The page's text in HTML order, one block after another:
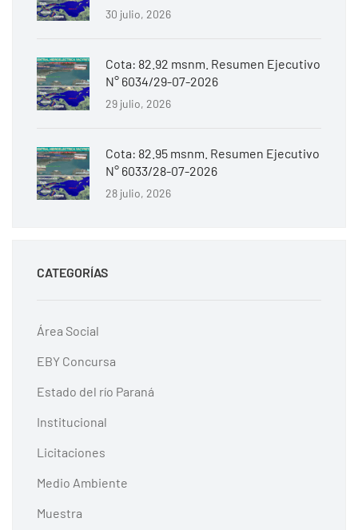
30 julio, 2026
Cota: 82.92 msnm. Resumen Ejecutivo
N° 6034/29-07-2026
29 julio, 2026
Cota: 82.95 msnm. Resumen Ejecutivo
N° 6033/28-07-2026
28 julio, 2026
CATEGORÍAS
Área Social
EBY Concursa
Estado del río Paraná
Institucional
Licitaciones
Medio Ambiente
Muestra